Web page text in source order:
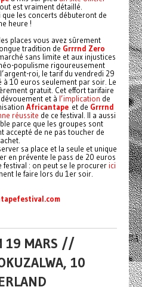
est vraiment détaillé.
les concerts débuteront de
heure !
places vous avez sûrement
tradition de Grrrnd Zero
sans limite et aux injustices
populisme rigoureusement
roi, le tarif du vendredi 29
à 10 euros seulement par soir. Le
gratuit. Cet effort tarifaire
et à l’implication de
Africantape et de Grrrnd
réussite de ce festival. Il a aussi
parce que les groupes sont
accepté de ne pas toucher de
sa place et la seule et unique
en prévente le pass de 20 euros
festival : on peut se le procurer ici
le faire lors du 1er soir.
19 MARS //
10